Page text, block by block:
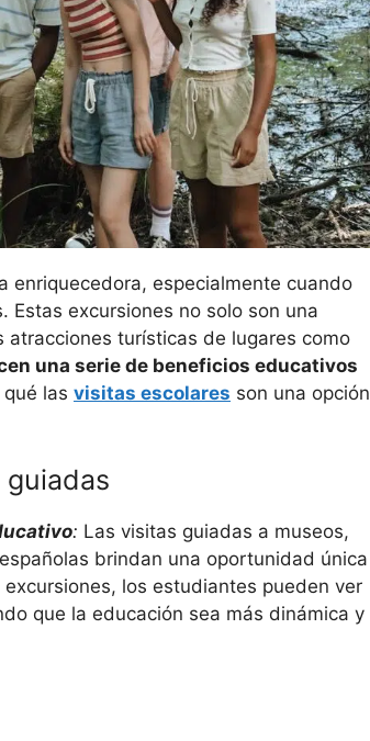
enriquecedora, especialmente cuando
Estas excursiones no solo son una
turísticas de lugares como
una serie de beneficios educativos
las visitas escolares son una opción
: Las visitas guiadas a museos,
brindan una oportunidad única
los estudiantes pueden ver
que la educación sea más dinámica y